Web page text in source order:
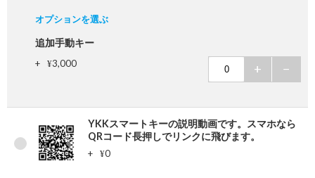
オプションを選ぶ
追加手動キー
+ ¥3,000 + −
YKKスマートキーの説明動画です。スマホなら
QRコード長押しでリンクに飛びます。
+ ¥0